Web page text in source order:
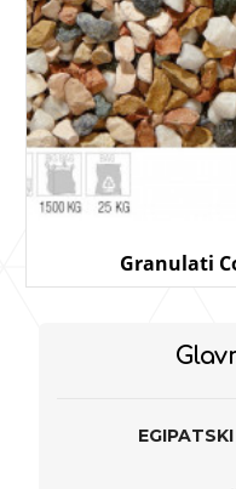
Granulati